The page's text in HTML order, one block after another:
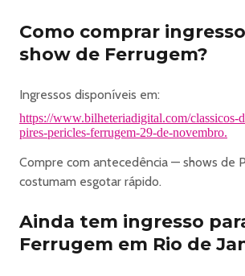
Como comprar
show de Ferrugem?
Ingressos disponíveis em:
https://www.bilheteriadigital.com/classicos-
pires-pericles-ferrugem-29-de-novembro.
Compre com antecedência — shows de
costumam esgotar rápido.
Ainda tem ingresso
Ferrugem em Rio de